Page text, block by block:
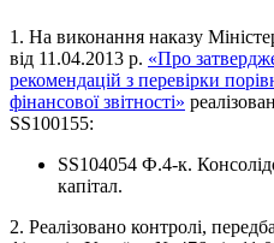
1. На виконання наказу
від 11.04.2013 р. «Про
рекомендацій з перевірки
фінансової звітності»
SS100155:
SS104054 Ф.4-к.
капітал.
2. Реалізовано контролі,